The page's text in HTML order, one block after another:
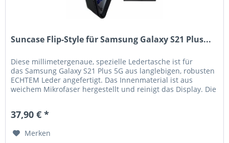
Suncase Flip-Style für Samsung Galaxy S21 Plus...
Diese millimetergenaue, spezielle Ledertasche ist für
das Samsung Galaxy S21 Plus 5G aus langlebigen, robusten
ECHTEM Leder angefertigt. Das Innenmaterial ist aus
weichem Mikrofaser hergestellt und reinigt das Display. Die
37,90 € *
Merken